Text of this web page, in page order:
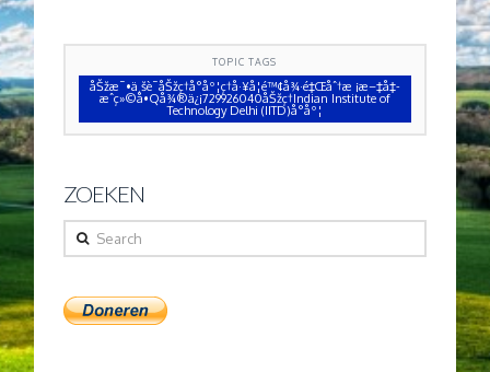
TOPIC TAGS
åŠžæ¯•ä¸šè¯åŠžç†å°åº¦ç†å·¥å­¦é™¢å¾·é‡Œåˆ†æ ¡æ–‡å‡­
æˆç»©å•Qå¾®ä¿¡729926040åŠžç†Indian Institute of
Technology Delhi (IITD)å°åº¦
ZOEKEN
Search